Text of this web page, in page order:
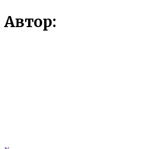
Автор: